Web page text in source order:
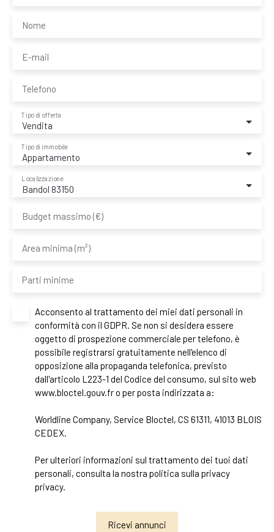
Nome
E-mail
Telefono
Vendita
Tipo di offerta
Appartamento
Tipo di immobile
Bandol 83150
Localizzazione
Budget massimo (€)
Area minima (m²)
Parti minime
Acconsento al trattamento dei miei dati personali in
conformità con il GDPR. Se non si desidera essere
oggetto di prospezione commerciale per telefono, è
possibile registrarsi gratuitamente nell'elenco di
opposizione alla propaganda telefonica, previsto
dall'articolo L223-1 del Codice del consumo, sul sito web
www.bloctel.gouv.fr o per posta indirizzata a:
Worldline Company, Service Bloctel, CS 61311, 41013 BLOIS
CEDEX.
Per ulteriori informazioni sul trattamento dei tuoi dati
personali, consulta la nostra politica sulla privacy
privacy.
Ricevi annunci